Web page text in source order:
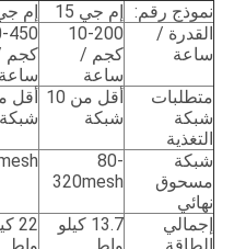
نموذج رقم:
إم جي 15 إم جي
القدرة /
ساعة
10-200
كجم /
ساعة
450
كجم
ساعة
متطلبات
شبكة
التغذية
أقل من 10
شبكة
شبكة
شبكة
مسحوق
نهائي
80-
320mesh
إجمالي
13.7 كيلو
22